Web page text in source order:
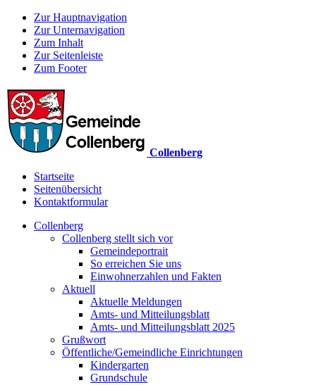
Zur Hauptnavigation
Zur Unternavigation
Zum Inhalt
Zur Seitenleiste
Zum Footer
Collenberg
Startseite
Seitenübersicht
Kontaktformular
Collenberg
Collenberg stellt sich vor
Gemeindeportrait
So erreichen Sie uns
Einwohnerzahlen und Fakten
Aktuell
Aktuelle Meldungen
Amts- und Mitteilungsblatt
Amts- und Mitteilungsblatt 2025
Grußwort
Öffentliche/Gemeindliche Einrichtungen
Kindergarten
Grundschule